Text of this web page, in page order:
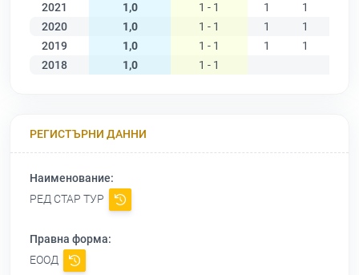
2021
1,0 1 - 1 1 1
2020
1,0 1 - 1 1 1
2019
1,0 1 - 1 1 1
2018
1,0 1 - 1
РЕГИСТЪРНИ ДАННИ
Наименование:
РЕД СТАР ТУР
Правна форма:
ЕООД